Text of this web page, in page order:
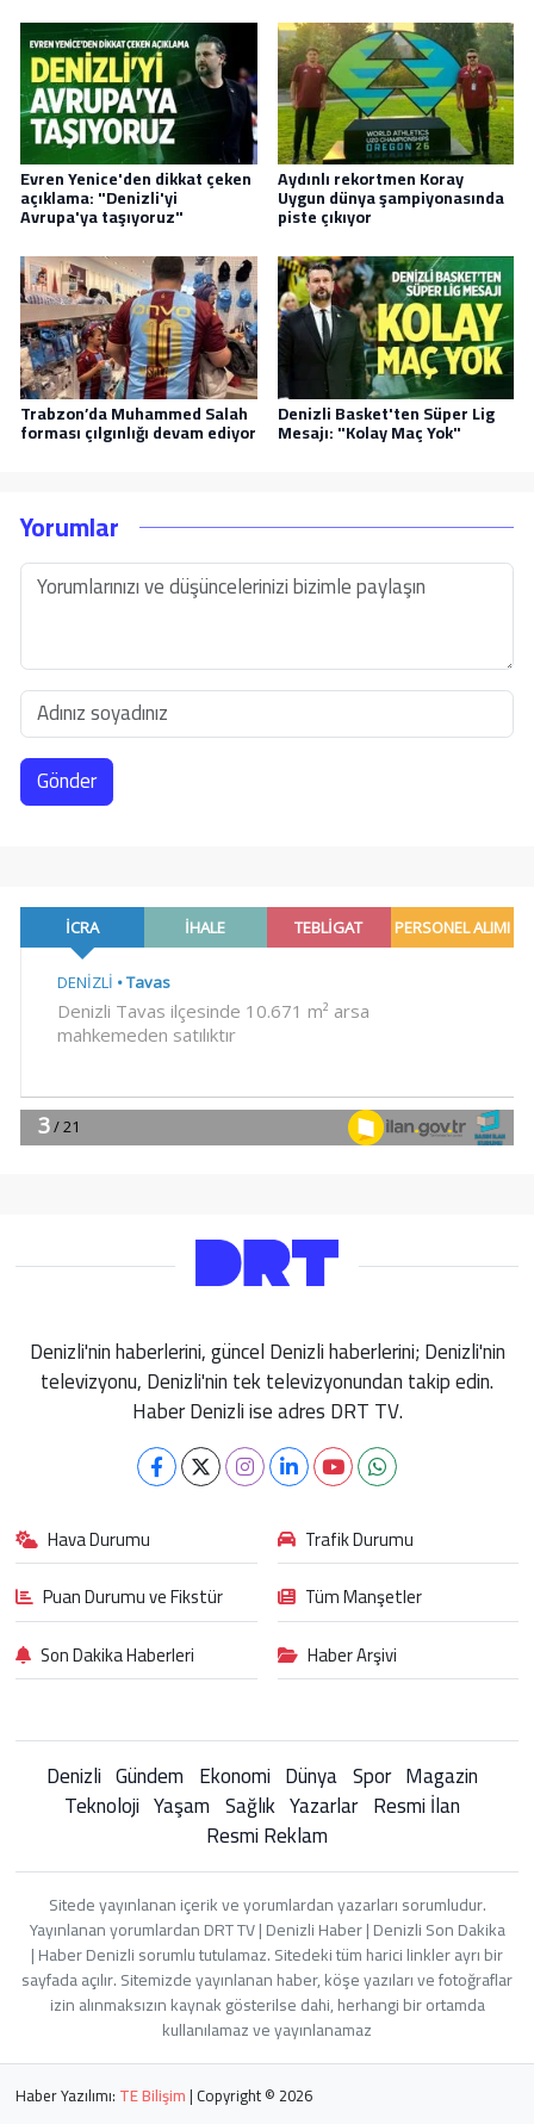
Evren Yenice'den dikkat çeken
açıklama: "Denizli'yi
Avrupa'ya taşıyoruz"
Aydınlı rekortmen Koray
Uygun dünya şampiyonasında
piste çıkıyor
Trabzon’da Muhammed Salah
forması çılgınlığı devam ediyor
Denizli Basket'ten Süper Lig
Mesajı: "Kolay Maç Yok"
Yorumlar
Gönder
Denizli'nin haberlerini, güncel Denizli haberlerini; Denizli'nin
televizyonu, Denizli'nin tek televizyonundan takip edin.
Haber Denizli ise adres DRT TV.
Hava Durumu
Trafik Durumu
Puan Durumu ve Fikstür
Tüm Manşetler
Son Dakika Haberleri
Haber Arşivi
Denizli Gündem Ekonomi Dünya Spor Magazin
Teknoloji Yaşam Sağlık Yazarlar Resmi İlan
Resmi Reklam
Sitede yayınlanan içerik ve yorumlardan yazarları sorumludur.
Yayınlanan yorumlardan DRT TV | Denizli Haber | Denizli Son Dakika
| Haber Denizli sorumlu tutulamaz. Sitedeki tüm harici linkler ayrı bir
sayfada açılır. Sitemizde yayınlanan haber, köşe yazıları ve fotoğraflar
izin alınmaksızın kaynak gösterilse dahi, herhangi bir ortamda
kullanılamaz ve yayınlanamaz
Haber Yazılımı: TE Bilişim| Copyright © 2026